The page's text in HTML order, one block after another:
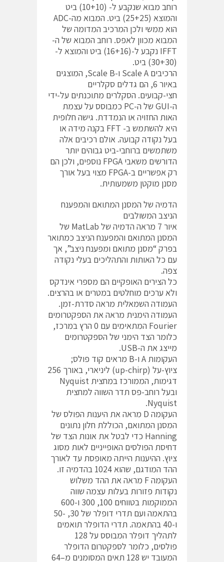
רוחב מבוא שנקבע ל- (10+10) ביט
והמוצא (25+25) ביט. המבוא מה-ADC
הוא ממשי ולכן המרכיב המדומה של
המבוא מכוון לאפס. רוחב המבוא של ה-
IFFT נקבע ל-(16+16) ביט והמוצא ל-
(30+30) ביט.
הרכיבים Scale A ו-Scale B, המוצגים
באיור 6, הם גדלים סקלריים
חצי-קבועים. הסקלרים מתוכנתים על-ידי
ה-GUI של ה-PC כמבוסס על עצמת
האות החזויה או הנמדדת. גישה חלופית
היא להשתמש ב- FFT בקנה מידה או
בעל נקודה קבועה. אולם רכיבים אלה
משתמשים ברוחבי-ביט גבוהים יותר
הדורשים משאבי FPGA נוספים, ולכן הם
רק אפשריים ב-FPGA מצוי בעל אורך
מסנן מוקטן משמעותית.
הדמיה של המסנן המתואם והמפענח
הניצב המשולבים
איור 7 מראה הדמיה של MatLab של
המסנן המתואם והמפענח הניצב כמתואר
בפרק “מסנן מתואם ומפענח ניצב”, אך
עם כל האותות והתהליכים בעלי נקודה
צפה.
כל הצירים האופקיים הם מספרי אינדקס
ולא ערכים מוחלטים במטרים או בהרצים.
העמודה השמאלית מראה סדרת-זמן.
העמודה הימנית מראה את הספקטרומים
Fourier המתאימים עם 0 הרץ במרכז,
כלומר הצד הימני של הספקטרומים
מייצג את ה-USB.
העקומות A ו-B מראים קוד פולס;
ציוץ-על (up-chirp) ליניארי, באורך 256
דגימות, הממורכז במחצית Nyquist
ובעל רוחב-פס תדר השווה למחצית
Nyquist.
העקומה D מראה את היענות הפולס של
המסנן המתואם, הכוללת חלון נתונים
Hanning כדי לבטל את אונות הצד של
דחיסת הפולסים האופייניים לאות מסוג
ציוץ. ההיענות הייתה מאופסת עד לאורך
ההד המודגם, שהוא 1024 בהדמיה זו.
העקומה F מראה את ההד משלוש
נקודות פזורות בעלות עצמה שווה
הממוקמות בטווחים 100, 300 ו-600
בהתאמה ועם תדרי דופלר של 30, -50
ו-40 בהתאמה. תדרי הדופלר תואמים
לתהליך דופלר המבוסס על 128
פולסים, כלומר לספקטרום הדופלר
המעובד יש 128 תאים המסומנים מ–64